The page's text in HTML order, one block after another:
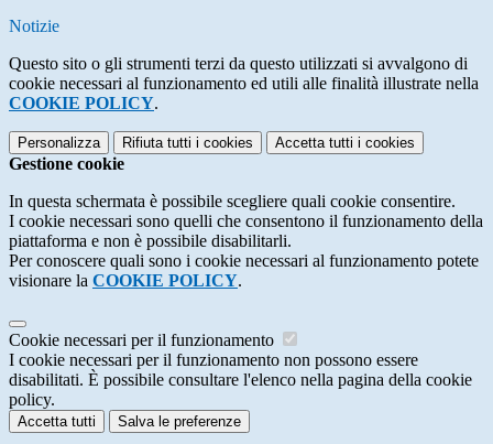
Notizie
Questo sito o gli strumenti terzi da questo utilizzati si avvalgono di
cookie necessari al funzionamento ed utili alle finalità illustrate nella
COOKIE POLICY.
Personalizza Rifiuta tutti i cookies Accetta tutti i cookies
Gestione cookie
In questa schermata è possibile scegliere quali cookie consentire.
I cookie necessari sono quelli che consentono il funzionamento della
piattaforma e non è possibile disabilitarli.
Per conoscere quali sono i cookie necessari al funzionamento potete
visionare la COOKIE POLICY.
Cookie necessari per il funzionamento
I cookie necessari per il funzionamento non possono essere
disabilitati. È possibile consultare l'elenco nella pagina della cookie
policy.
Accetta tutti Salva le preferenze